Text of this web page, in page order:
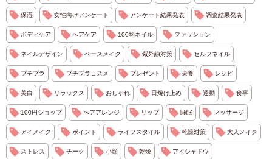
保湿 女性向けアンケート アンケート結果発表 調査結果発表
ボディケア ヘアケア 100均ネイル ファッション
ネイルデザイン ベースメイク 紫外線対策 セルフネイル
プチプラ プチプラコスメ プレゼント 栄養 レシピ
美白 リラックス おしゃれ 日焼け止め 運動 食事
100円ショップ ヘアアレンジ リップ 睡眠 マッサージ
アイメイク ポイント ライフスタイル 乾燥対策 大人メイク
ストレス チーク 小顔 乾燥 アイシャドウ